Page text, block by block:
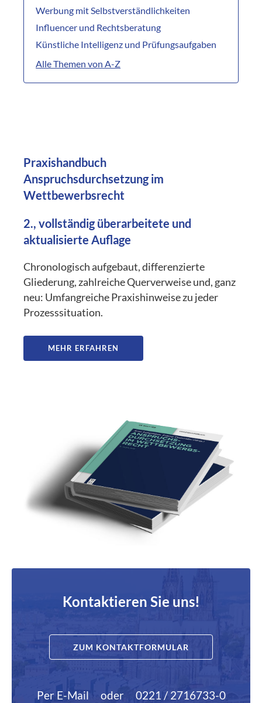
Werbung mit Selbstverständlichkeiten
Influencer und Rechtsberatung
Künstliche Intelligenz und Prüfungsaufgaben
Alle Themen von A-Z
Praxishandbuch
Anspruchsdurchsetzung im
Wettbewerbsrecht
2., vollständig überarbeitete und
aktualisierte Auflage
Chronologisch aufgebaut, differenzierte
Gliederung, zahlreiche Querverweise und, ganz
neu: Umfangreiche Praxishinweise zu jeder
Prozesssituation.
MEHR ERFAHREN
Kontaktieren Sie uns!
ZUM KONTAKTFORMULAR
Per E-Mail oder 0221 / 2716733-0